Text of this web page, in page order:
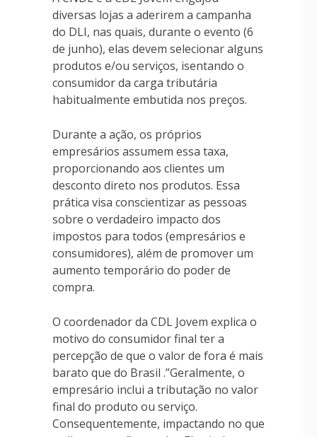
diversas lojas a aderirem a campanha
do DLI, nas quais, durante o evento (6
de junho), elas devem selecionar alguns
produtos e/ou serviços, isentando o
consumidor da carga tributária
habitualmente embutida nos preços.
Durante a ação, os próprios
empresários assumem essa taxa,
proporcionando aos clientes um
desconto direto nos produtos. Essa
prática visa conscientizar as pessoas
sobre o verdadeiro impacto dos
impostos para todos (empresários e
consumidores), além de promover um
aumento temporário do poder de
compra.
O coordenador da CDL Jovem explica o
motivo do consumidor final ter a
percepção de que o valor de fora é mais
barato que do Brasil .”Geralmente, o
empresário inclui a tributação no valor
final do produto ou serviço.
Consequentemente, impactando no que